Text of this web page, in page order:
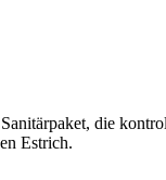
die
Estrich.